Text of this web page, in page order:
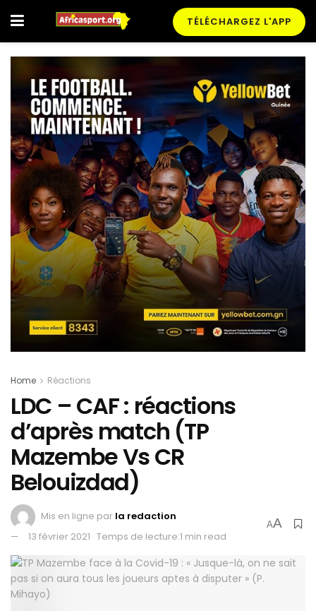
TÉLÉCHARGEZ L'APP
Home Réactions
LDC – CAF : réactions
d’après match (TP
Mazembe Vs CR
Belouizdad)
Mis en ligne par la redaction
13 février 2021 Temps de lecture:1 min read
AA